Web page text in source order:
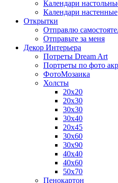
Календари
Календари настенные
Открытки
Отправлю
Отправьте за меня
Декор Интерьера
Потреты Dream Art
Портреты по фото
ФотоМозаика
Холсты
20х20
20х30
30х30
30х40
20х45
30х60
30х90
40х40
40х60
50х70
Пенокартон